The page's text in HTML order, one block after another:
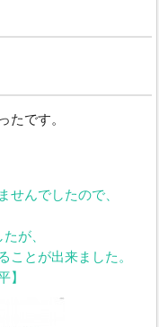
たです。
せんでしたので、
が、
ことが出来ました。
】